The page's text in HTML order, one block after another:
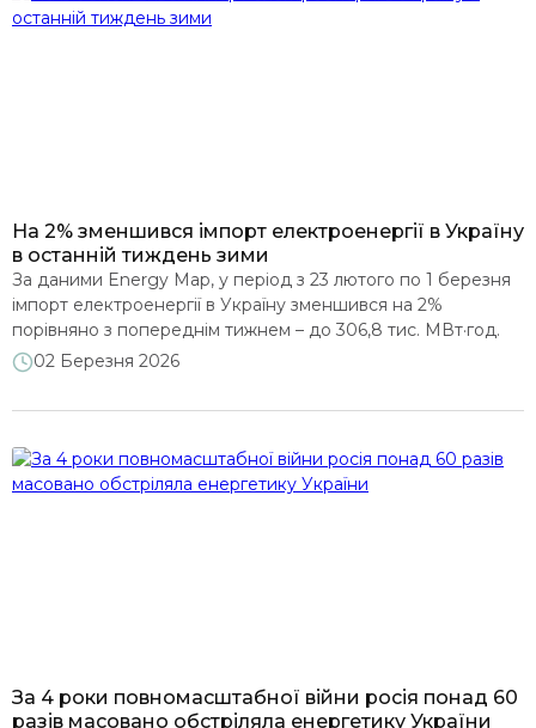
Клімат і декарбонізація
Захист споживачів
Видобувна галузь і надрокористування
Реформування сектору: Історії успіху
На 2% зменшився імпорт електроенергії в Україну
в останній тиждень зими
За даними Energy Map, у період з 23 лютого по 1 березня
імпорт електроенергії в Україну зменшився на 2%
порівняно з попереднім тижнем – до 306,8 тис. МВт·год.
Експорт електроенергії протягом цього періоду не
на енергосистему України. Зокрема, 26 лютого відбувся
відключення кількох високовольтних ліній […]
02 Березня 2026
За 4 роки повномасштабної війни росія понад 60
разів масовано обстріляла енергетику України